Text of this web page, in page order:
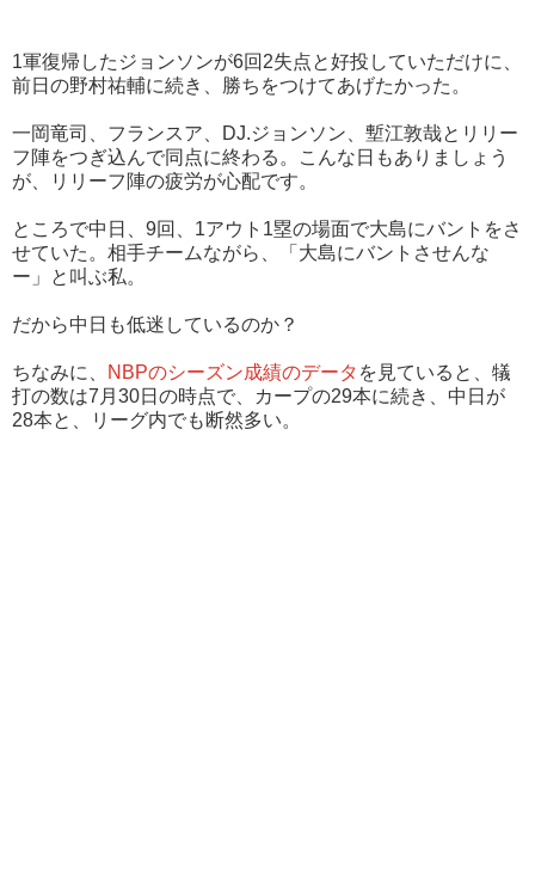
1軍復帰したジョンソンが6回2失点と好投していただけに、
前日の野村祐輔に続き、勝ちをつけてあげたかった。
一岡竜司、フランスア、DJ.ジョンソン、塹江敦哉とリリー
フ陣をつぎ込んで同点に終わる。こんな日もありましょう
が、リリーフ陣の疲労が心配です。
ところで中日、9回、1アウト1塁の場面で大島にバントをさ
せていた。相手チームながら、「大島にバントさせんな
ー」と叫ぶ私。
だから中日も低迷しているのか？
ちなみに、 NBPのシーズン成績のデータ を見ていると、犠
打の数は7月30日の時点で、カープの29本に続き、中日が
28本と、リーグ内でも断然多い。